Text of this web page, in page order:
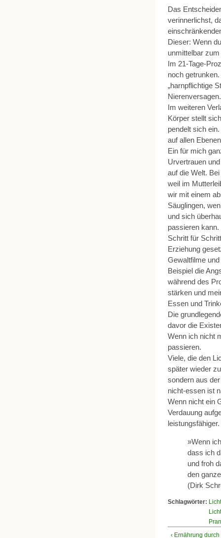
Das
verinnerlichst,
Dieser: Wenn
unmittelbar
Im 21-Tage-
noch
„harnpflichtige
Nierenversagen.
Im weiteren
Körper stellt
pendelt sich
auf allen
Ein für mich
Urvertrauen
auf die Welt.
weil im
wir mit einem
Säuglingen,
und sich
passieren
Schritt für
Erziehung
Gewaltfilme
Beispiel die
während des
stärken und
Essen und
Die
davor die
Wenn ich nicht
passieren.
Viele, die den
später wieder
sondern aus
nicht-essen ist
Wenn nicht ein
Verdauung
leistungsfähiger.
»Wenn
dass ich
und froh
den
(Dirk
Schlagwörter:
‹ Ernährung